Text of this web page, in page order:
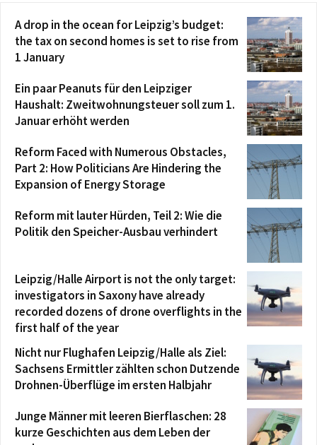
A drop in the ocean for Leipzig’s budget:
the tax on second homes is set to rise from
1 January
Ein paar Peanuts für den Leipziger
Haushalt: Zweitwohnungsteuer soll zum 1.
Januar erhöht werden
Reform Faced with Numerous Obstacles,
Part 2: How Politicians Are Hindering the
Expansion of Energy Storage
Reform mit lauter Hürden, Teil 2: Wie die
Politik den Speicher-Ausbau verhindert
Leipzig/Halle Airport is not the only target:
investigators in Saxony have already
recorded dozens of drone overflights in the
first half of the year
Nicht nur Flughafen Leipzig/Halle als Ziel:
Sachsens Ermittler zählten schon Dutzende
Drohnen-Überflüge im ersten Halbjahr
Junge Männer mit leeren Bierflaschen: 28
kurze Geschichten aus dem Leben der